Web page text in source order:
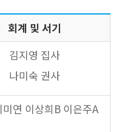
회계 및 서기
김지영 집사
나미숙 권사
연 이상희B 이은주A